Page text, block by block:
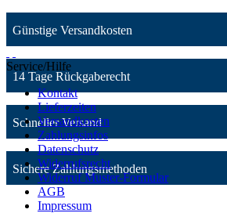
Günstige Versandkosten
14 Tage Rückgaberecht
Schneller Versand
Sichere Zahlungsmethoden
Service/Hilfe
Kontakt
Lieferzeiten
Versandkosten
Zahlungsinfos
Datenschutz
Widerrufsrecht
Widerruf Muster-Formular
AGB
Impressum